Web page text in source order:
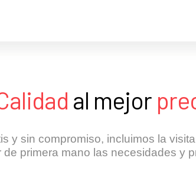
al mejor
y sin compromiso, incluimos la
primera mano las necesidades y